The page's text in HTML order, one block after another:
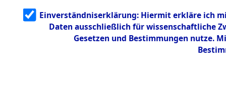
1.2.9.3
Effekten aus
dem KZ
Neuengamm
Einverständniserklärung: Hiermit erkläre ich
Daten ausschließlich für wissenschaftliche
Gesetzen und Bestimmungen nutze.